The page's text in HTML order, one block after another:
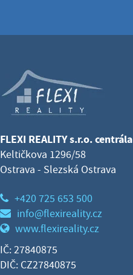
FLEXI REALITY s.r.o. centrála
Keltičkova 1296/58
Ostrava - Slezská Ostrava
+420 725 653 500
info@flexireality.cz
www.flexireality.cz
IČ: 27840875
DIČ: CZ27840875